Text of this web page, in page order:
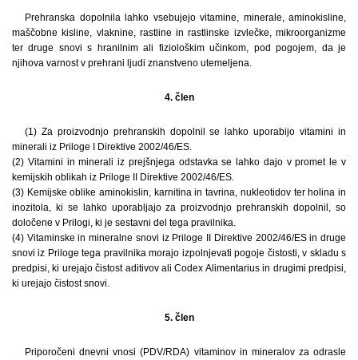
Prehranska dopolnila lahko vsebujejo vitamine, minerale, aminokisline,
maščobne kisline, vlaknine, rastline in rastlinske izvlečke, mikroorganizme
ter druge snovi s hranilnim ali fiziološkim učinkom, pod pogojem, da je
njihova varnost v prehrani ljudi znanstveno utemeljena.
4. člen
(1) Za proizvodnjo prehranskih dopolnil se lahko uporabijo vitamini in
minerali iz Priloge I Direktive 2002/46/ES.
(2) Vitamini in minerali iz prejšnjega odstavka se lahko dajo v promet le v
kemijskih oblikah iz Priloge II Direktive 2002/46/ES.
(3) Kemijske oblike aminokislin, karnitina in tavrina, nukleotidov ter holina in
inozitola, ki se lahko uporabljajo za proizvodnjo prehranskih dopolnil, so
določene v Prilogi, ki je sestavni del tega pravilnika.
(4) Vitaminske in mineralne snovi iz Priloge II Direktive 2002/46/ES in druge
snovi iz Priloge tega pravilnika morajo izpolnjevati pogoje čistosti, v skladu s
predpisi, ki urejajo čistost aditivov ali Codex Alimentarius in drugimi predpisi,
ki urejajo čistost snovi.
5. člen
Priporočeni dnevni vnosi (PDV/RDA) vitaminov in mineralov za odrasle